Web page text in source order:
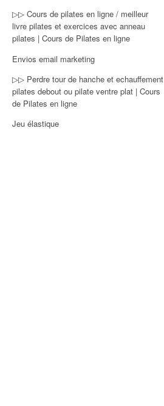
▷▷ Cours de pilates en ligne / meilleur
livre pilates et exercices avec anneau
pilates | Cours de Pilates en ligne
Envios email marketing
▷▷ Perdre tour de hanche et echauffement
pilates debout ou pilate ventre plat | Cours
de Pilates en ligne
Jeu élastique